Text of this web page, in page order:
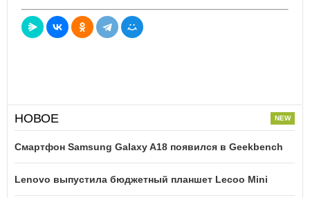
НОВОЕ
Смартфон Samsung Galaxy A18 появился в Geekbench
Lenovo выпустила бюджетный планшет Lecoo Mini